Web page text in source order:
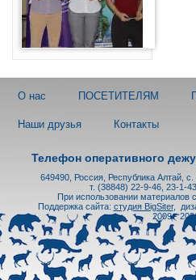
О нас ПОСЕТИТЕЛЯМ
Наши друзья Контакты
Телефон оперативного
649490, Россия, Республика Алтай,
т. (38848) 22-9-46, 23-1-43
При использовании материалов
Поддержка сайта: студия BigSiter,
2009 -